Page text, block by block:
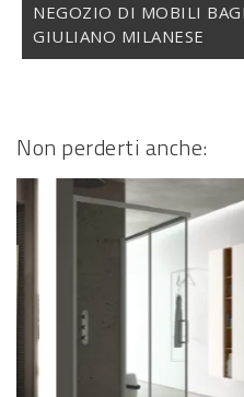
NEGOZIO DI MOBILI
GIULIANO MILANESE
Non perderti anche: